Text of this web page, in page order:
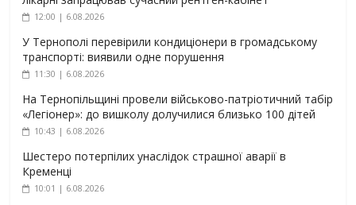
12:00 | 6.08.2026
У Тернополі перевірили кондиціонери в громадському
транспорті: виявили одне порушення
11:30 | 6.08.2026
На Тернопільщині провели військово-патріотичний табір
«Легіонер»: до вишколу долучилися близько 100 дітей
10:43 | 6.08.2026
Шестеро потерпілих унаслідок страшної аварії в
Кременці
10:01 | 6.08.2026